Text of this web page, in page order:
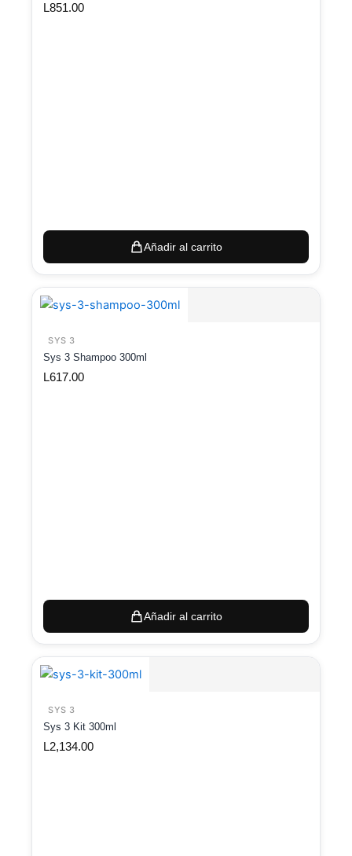
L851.00
Añadir al carrito
SYS 3
Sys 3 Shampoo 300ml
L617.00
Añadir al carrito
SYS 3
Sys 3 Kit 300ml
L2,134.00